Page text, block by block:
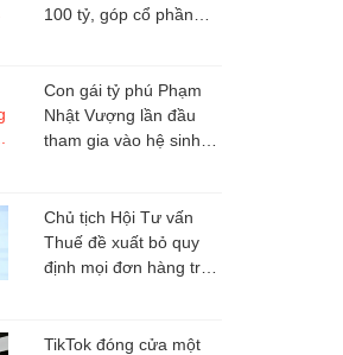
100 tỷ, góp cổ phần
Con gái tỷ phú Phạm
Nhật Vượng lần đầu
tham gia vào hệ sinh
Chủ tịch Hội Tư vấn
Thuế đề xuất bỏ quy
định mọi đơn hàng trên
TikTok đóng cửa một